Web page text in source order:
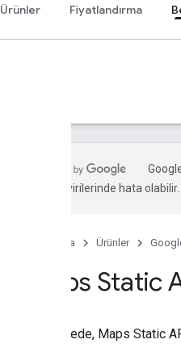
Ürünler Fiyatlandırma
zeka çevirilerinde hata olabilir.
Ana Sayfa Ürünler
Maps Static
Bu belgede, Maps Static